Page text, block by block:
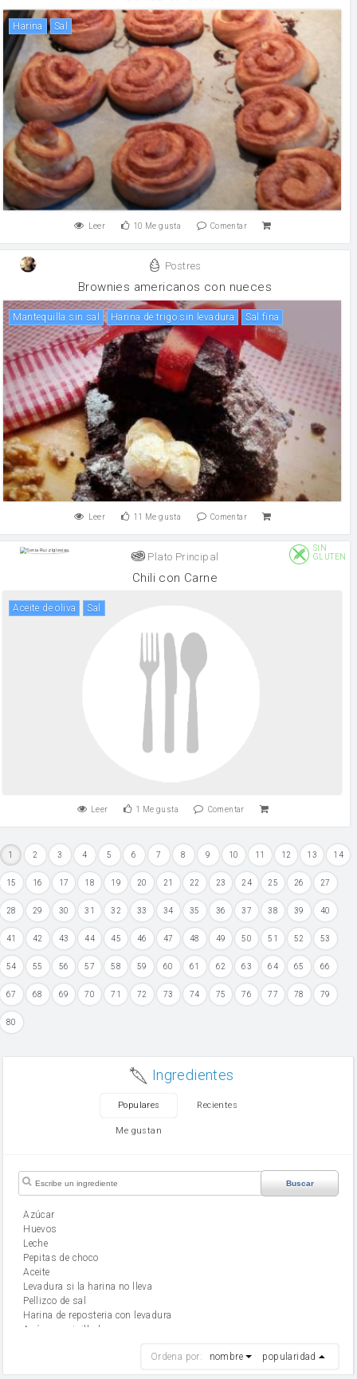
harina sal
Leer 10 Me gusta Comentar
Postres
Brownies americanos con nueces
mantequilla sin sal Harina de trigo sin levadura Sal fina
Leer 11 Me gusta Comentar
Plato Principal
SIN
GLUTEN
Chili con Carne
aceite de oliva sal
Leer 1 Me gusta Comentar
1 2 3 4 5 6 7 8 9 10 11 12 13 14
15 16 17 18 19 20 21 22 23 24 25 26 27
28 29 30 31 32 33 34 35 36 37 38 39 40
41 42 43 44 45 46 47 48 49 50 51 52 53
54 55 56 57 58 59 60 61 62 63 64 65 66
67 68 69 70 71 72 73 74 75 76 77 78 79
80
Ingredientes
Populares Recientes
Me gustan
Buscar
Azúcar
huevos
leche
Pepitas de choco
aceite
Levadura si la harina no lleva
Pellizco de sal
Harina de reposteria con levadura
Azúcar avainillado
mantequilla
Ordena por: nombre popularidad